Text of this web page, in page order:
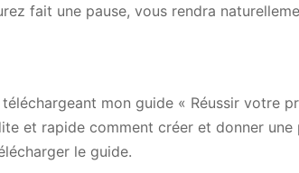
fait une pause, vous rendra
mon guide « Réussir votre
et rapide comment créer et donner
le guide.